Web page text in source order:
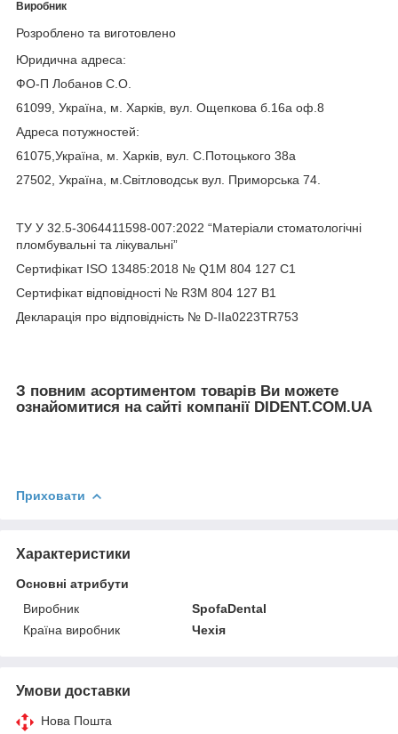
Виробник
Розроблено та виготовлено
Юридична адреса:
ФО-П Лобанов С.О.
61099, Україна, м. Харків, вул. Ощепкова б.16а оф.8
Адреса потужностей:
61075,Україна, м. Харків, вул. С.Потоцького 38а
27502, Україна, м.Світловодськ вул. Приморська 74.
ТУ У 32.5-3064411598-007:2022 “Матеріали стоматологічні
пломбувальні та лікувальні”
Сертифікат ISO 13485:2018 № Q1M 804 127 C1
Сертифікат відповідності № R3M 804 127 B1
Декларація про відповідність № D-ІІа0223TR753
З повним асортиментом товарів Ви можете
ознайомитися на сайті компанії DIDENT.COM.UA
Приховати
Характеристики
Основні атрибути
Виробник
SpofaDental
Країна виробник
Чехія
Умови доставки
Нова Пошта